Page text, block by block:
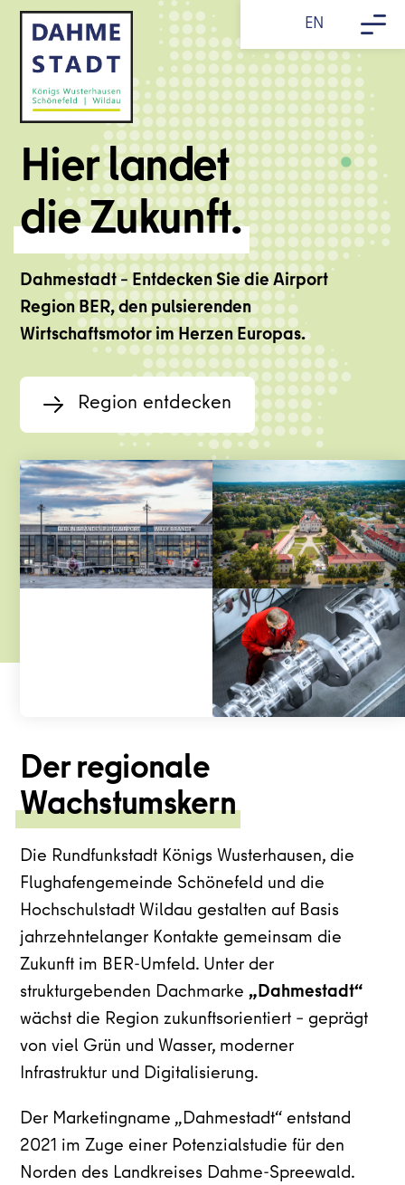
Skip
content
EN
Hier landet
die Zukunft.
Dahmestadt – Entdecken Sie die Airport
Region BER, den pulsierenden
Wirtschaftsmotor im Herzen Europas.
Region entdecken
Der regionale
Wachstumskern
Die Rundfunkstadt Königs Wusterhausen, die
Flughafengemeinde Schönefeld und die
Hochschulstadt Wildau gestalten auf Basis
jahrzehntelanger Kontakte gemeinsam die
Zukunft im BER-Umfeld. Unter der
strukturgebenden Dachmarke „Dahmestadt“
wächst die Region zukunftsorientiert – geprägt
von viel Grün und Wasser, moderner
Infrastruktur und Digitalisierung.
Der Marketingname „Dahmestadt“ entstand
2021 im Zuge einer Potenzialstudie für den
Norden des Landkreises Dahme-Spreewald.